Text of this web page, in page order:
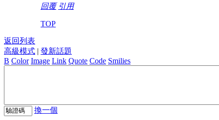
回覆 引用
TOP
返回列表
高級模式 | 發新話題
B Color Image Link Quote Code Smilies
換一個